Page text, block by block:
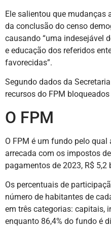
Ele salientou que mudanças
da conclusão do censo
causando “uma indesejável
e educação dos referidos
favorecidas”.
Segundo dados da
recursos do FPM
O FPM
O FPM é um fundo pelo
arrecada com os impostos
pagamentos de 2023, R$
Os percentuais de
número de habitantes de
em três categorias: capitais,
enquanto 86,4% do fundo é